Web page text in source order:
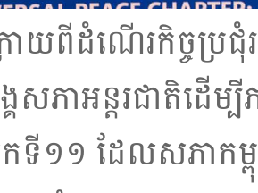
ោយពីដំណើរកិច្ចប្រ
សភាអន្តរជាតិដើ
ទី១១ ដែលសភាកម្ពុជ